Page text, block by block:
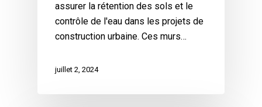
assurer la rétention des sols et le
contrôle de l'eau dans les projets de
construction urbaine. Ces murs…
juillet 2, 2024